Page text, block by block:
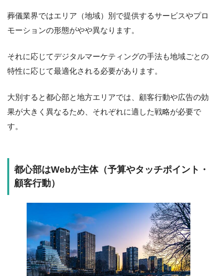
葬儀業界ではエリア（地域）別で提供するサービスやプロ
モーションの形態がやや異なります。
それに応じてデジタルマーケティングの手法も地域ごとの
特性に応じて最適化される必要があります。
大別すると都心部と地方エリアでは、顧客行動や広告の効
果が大きく異なるため、それぞれに適した戦略が必要で
す。
都心部はWebが主体（予算やタッチポイント・
顧客行動）